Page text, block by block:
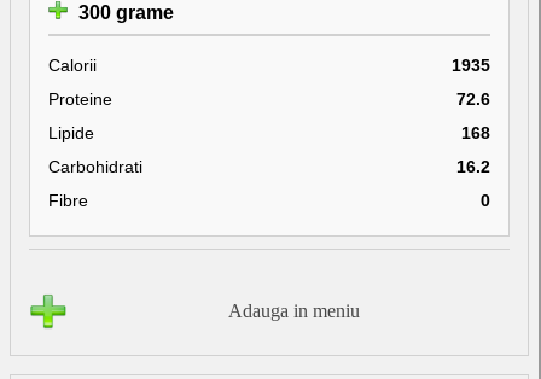
300 grame
Calorii
1935
Proteine
72.6
Lipide
168
Carbohidrati
16.2
Fibre
0
Adauga in meniu